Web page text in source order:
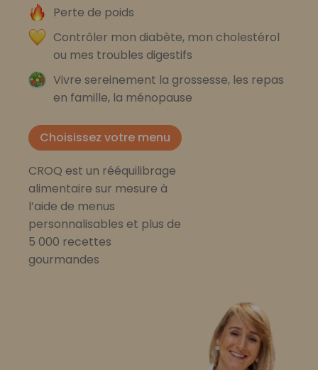
Perte de poids
Contrôler mon diabète, mon cholestérol
ou mes troubles digestifs
Vivre sereinement la grossesse, les repas
en famille, la ménopause
Choisissez votre menu
CROQ est un rééquilibrage
alimentaire sur mesure à
l’aide de menus
personnalisables et plus de
5 000 recettes
gourmandes